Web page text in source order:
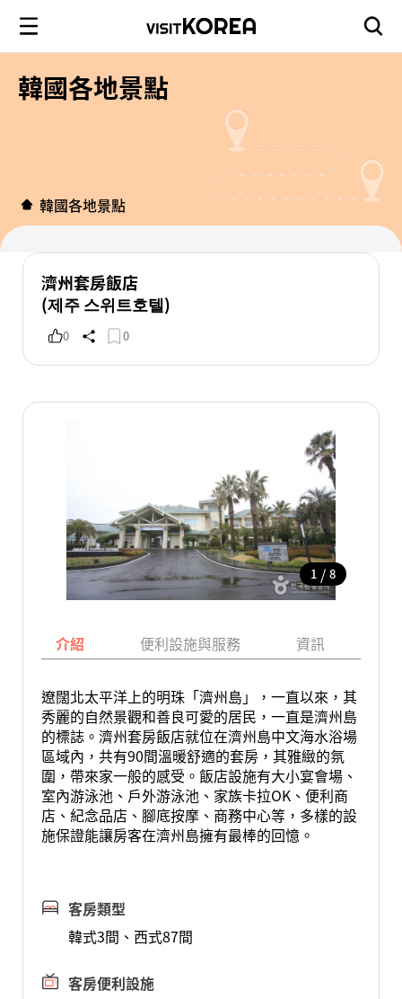
韓國各地景點
韓國各地景點
濟州套房飯店
(제주 스위트호텔)
0 0
1 / 8
介紹 便利設施與服務 資訊
遼闊北太平洋上的明珠「濟州島」，一直以來，其
秀麗的自然景觀和善良可愛的居民，一直是濟州島
的標誌。濟州套房飯店就位在濟州島中文海水浴場
區域內，共有90間溫暖舒適的套房，其雅緻的氛
圍，帶來家一般的感受。飯店設施有大小宴會場、
室內游泳池、戶外游泳池、家族卡拉OK、便利商
店、紀念品店、腳底按摩、商務中心等，多樣的設
施保證能讓房客在濟州島擁有最棒的回憶。
客房類型
韓式3間、西式87間
客房便利設施